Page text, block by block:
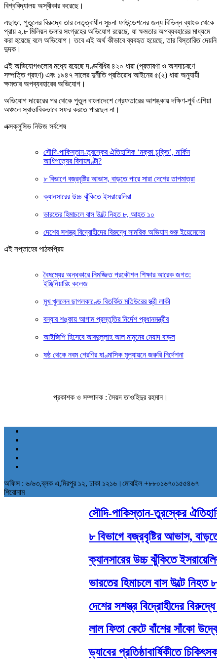
বিশ্ববিদ্যালয় অস্বীকার করেছে।
এছাড়া, পুতুলের বিরুদ্ধে তার নেতৃত্বাধীন সুচনা ফাউন্ডেশনের জন্য বিভিন্ন ব্যাংক থেকে
প্রায় ২.৮ মিলিয়ন ডলার সংগ্রহের অভিযোগ রয়েছে, যা ক্ষমতার অপব্যবহারের মাধ্যমে
করা হয়েছে বলে অভিযোগ। তবে এই অর্থ কীভাবে ব্যবহৃত হয়েছে, তার বিস্তারিত দেয়নি
দুদক।
এই অভিযোগগুলোর মধ্যে রয়েছে দণ্ডবিধির ৪২০ ধারা (প্রতারণা ও অসদাচরণে
সম্পত্তি গ্রহণ) এবং ১৯৪৭ সালের দুর্নীতি প্রতিরোধ আইনের ৫(২) ধারা অনুযায়ী
ক্ষমতার অপব্যবহারের অভিযোগ।
অভিযোগ দায়েরের পর থেকে পুতুল বাংলাদেশে গ্রেফতারের আশঙ্কায় দক্ষিণ-পূর্ব এশিয়া
অঞ্চলে স্বাভাবিকভাবে সফর করতে পারছেন না।
এক্সক্লুসিভ নিউজ সর্বশেষ
সৌদি-পাকিস্তান-তুরস্কের ঐতিহাসিক ‘মক্কা চুক্তি’, মার্কিন
আধিপত্যের বিদায়ঘণ্টা?
৮ বিভাগে বজ্রবৃষ্টির আভাস, বাড়তে পারে সারা দেশের তাপমাত্রা
ক্যানসারের উচ্চ ঝুঁকিতে ইসরায়েলিরা
ভারতের হিমাচলে বাস উল্টে নিহত ৮, আহত ১০
দেশের সশস্ত্র বিদ্রোহীদের বিরুদ্ধে সামরিক অভিযান শুরু ইয়েমেনের
এই সপ্তাহের পাঠকপ্রিয়
বৈষম্যের অন্ধকারে নিমজ্জিত প্রকৌশল শিক্ষার আরেক জগত:
ইঞ্জিনিয়ারিং কলেজ
মুখ খুললেন ছাগলকাণ্ডে বিতর্কিত মতিউরের স্ত্রী লাকী
বন্যার শঙ্কায় আগাম প্রস্তুতির নির্দেশ প্রধানমন্ত্রীর
আইজিপি হিসেবে আবদুল্লাহ আল মামুনের মেয়াদ বাড়ল
ষষ্ঠ থেকে নবম শ্রেণির ষাণ্মাসিক মূল্যায়নে জরুরি নির্দেশনা
প্রকাশক ও সম্পাদক : সৈয়দ তাওহিদুর রহমান।
অফিস : ৬/৬৩,ব্লক এ,মিরপুর ১২, ঢাকা ১২১৬।মোবাইল +৮৮০১৬৭০১৫৫৪৬৭
শিরোনাম
সৌদি-পাকিস্তান-তুরস্কের
৮ বিভাগে বজ্রবৃষ্টির আভাস, বাড়তে
ক্যানসারের উচ্চ ঝুঁকিতে ইসরায়েলিরা
ভারতের হিমাচলে বাস উল্টে নিহত
দেশের সশস্ত্র বিদ্রোহীদের বিরুদ্ধে
লাল ফিতা কেটে বাঁশের সাঁকো
ড্যাবের প্রতিষ্ঠাবার্ষিকীতে